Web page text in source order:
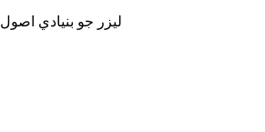
ليزر جو بنيادي اصول